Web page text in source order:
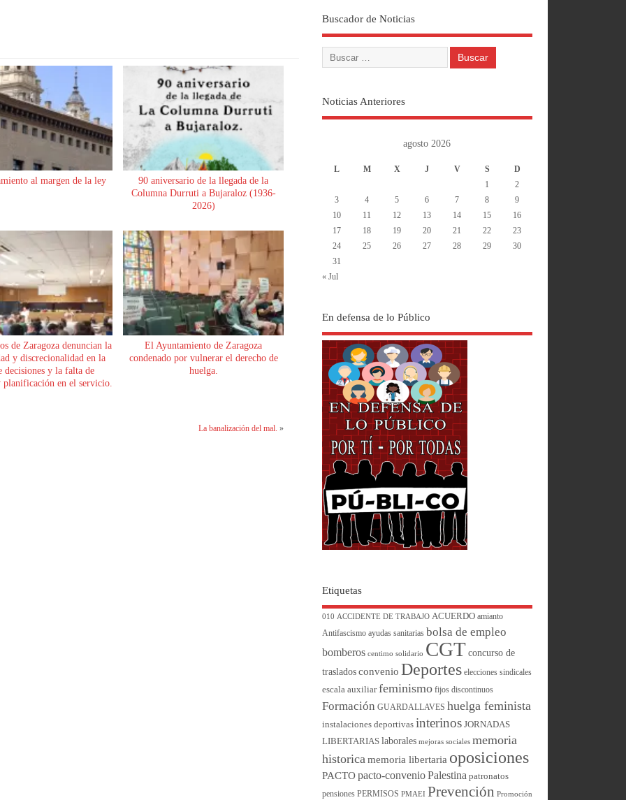
al margen de la ley
90 aniversario de la llegada de la
Columna Durruti a Bujaraloz (1936-
2026)
de Zaragoza denuncian la
y discrecionalidad en la
decisiones y la falta de
en el servicio.
El Ayuntamiento de Zaragoza
condenado por vulnerar el derecho de
huelga.
La banalización del mal. »
Buscador de Noticias
Noticias Anteriores
agosto 2026
L M X J V S
D
1
2
3
4 5 6 7 8
9
10
11 12 13 14 15
16
17
18 19 20 21 22
23
24
25 26 27 28 29
30
31
« Jul
En defensa de lo Público
Etiquetas
010 ACCIDENTE DE TRABAJO ACUERDO amianto
Antifascismo ayudas sanitarias bolsa de empleo
bomberos centimo solidario CGT concurso de
traslados convenio Deportes elecciones sindicales
escala auxiliar feminismo fijos discontinuos
Formación GUARDALLAVES huelga feminista
instalaciones deportivas interinos JORNADAS
LIBERTARIAS laborales mejoras sociales memoria
historica memoria libertaria oposiciones
PACTO pacto-convenio Palestina patronatos
pensiones PERMISOS PMAEI Prevención Promoción